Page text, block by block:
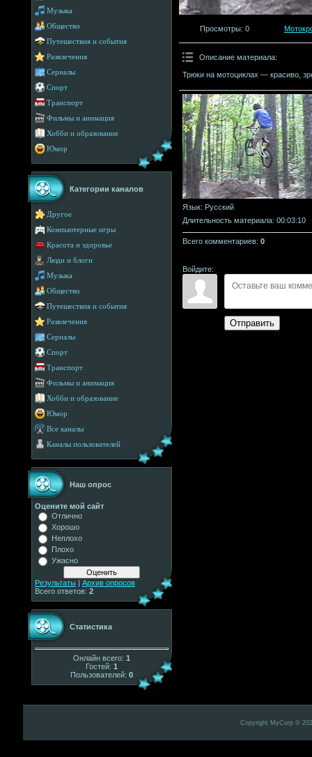
Музыка
Общество
Путешествия и события
Развлечения
Сериалы
Спорт
Транспорт
Фильмы и анимация
Хобби и образование
Юмор
Категории каналов
Другое
Компьютерные игры
Красота и здоровье
Люди и блоги
Музыка
Общество
Путешествия и события
Развлечения
Сериалы
Спорт
Транспорт
Фильмы и анимация
Хобби и образование
Юмор
Все каналы
Каналы пользователей
Наш опрос
Оцените мой сайт
Отлично
Хорошо
Неплохо
Плохо
Ужасно
Результаты | Архив опросов
Всего ответов: 2
Статистика
Онлайн всего: 1
Гостей: 1
Пользователей: 0
Просмотры: 0
Описание материала:
Трюки на мотоциклах — красиво,
Язык: Русский
Длительность материала: 00:03:10
Всего комментариев: 0
Войдите:
Отправить
Copyright MyCorp ©